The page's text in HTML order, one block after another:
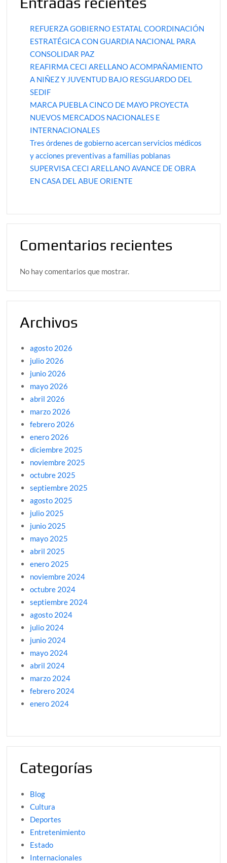
REFUERZA GOBIERNO ESTATAL COORDINACIÓN
ESTRATÉGICA CON GUARDIA NACIONAL PARA
CONSOLIDAR PAZ
REAFIRMA CECI ARELLANO ACOMPAÑAMIENTO
A NIÑEZ Y JUVENTUD BAJO RESGUARDO DEL
SEDIF
MARCA PUEBLA CINCO DE MAYO PROYECTA
NUEVOS MERCADOS NACIONALES E
INTERNACIONALES
Tres órdenes de gobierno acercan servicios médicos
y acciones preventivas a familias poblanas
SUPERVISA CECI ARELLANO AVANCE DE OBRA
EN CASA DEL ABUE ORIENTE
Comentarios recientes
No hay comentarios que mostrar.
Archivos
agosto 2026
julio 2026
junio 2026
mayo 2026
abril 2026
marzo 2026
febrero 2026
enero 2026
diciembre 2025
noviembre 2025
octubre 2025
septiembre 2025
agosto 2025
julio 2025
junio 2025
mayo 2025
abril 2025
enero 2025
noviembre 2024
octubre 2024
septiembre 2024
agosto 2024
julio 2024
junio 2024
mayo 2024
abril 2024
marzo 2024
febrero 2024
enero 2024
Categorías
Blog
Cultura
Deportes
Entretenimiento
Estado
Internacionales